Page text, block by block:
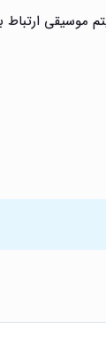
موسیقی ارتباط